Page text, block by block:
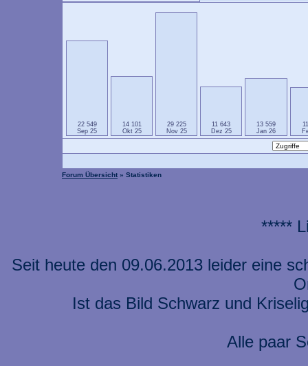
22 549
Sep 25
14 101
Okt 25
29 225
Nov 25
11 643
Dez 25
13 559
Jan 26
Forum Übersicht » Statistiken
*****
Seit heute den 09.06.2013 leider eine
Ist das Bild Schwarz und
Alle paar